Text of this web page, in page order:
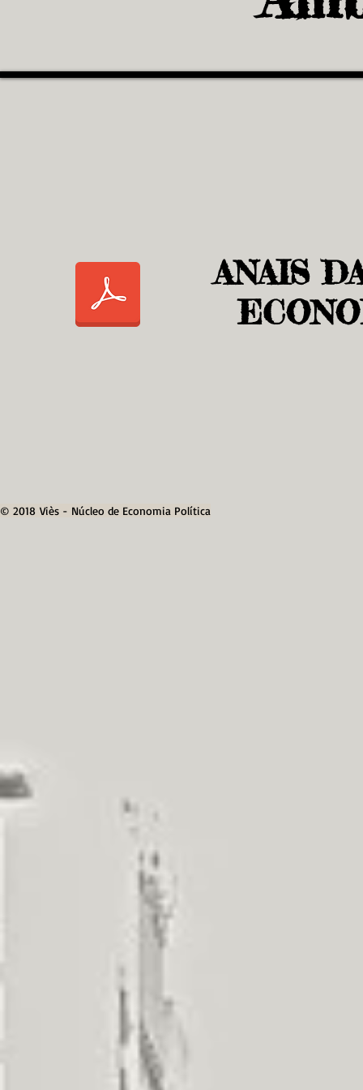
ANAIS
© 2018 Viès - Núcleo de Economia Política